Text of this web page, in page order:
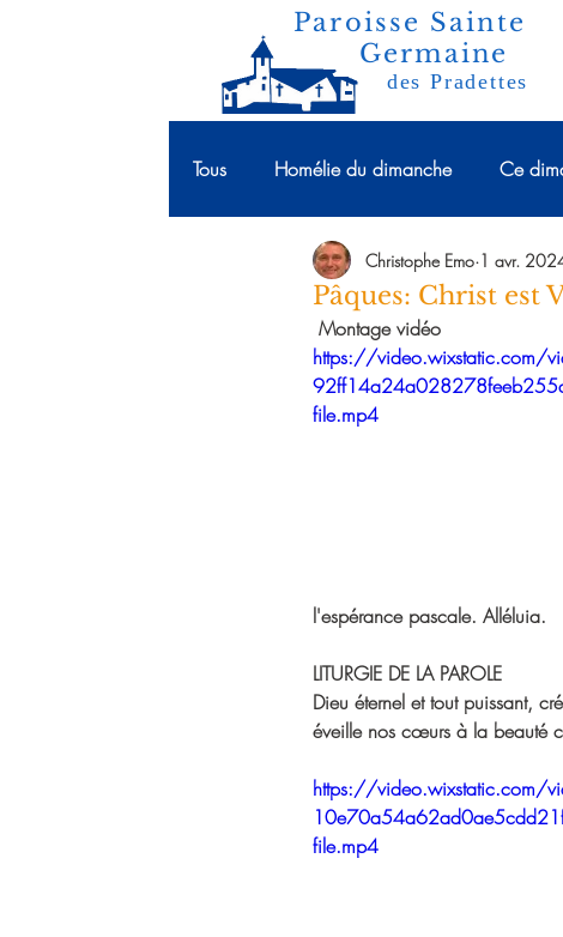
Paroisse Sainte
Germaine
des Pradettes
Tous Homélie du dimanche Ce
Pâques: Christ est
Christophe Emo 1 avr.
Montage vidéo
https://video.wixstatic.com/
file.mp4
l'espérance pascale. Alléluia.
LITURGIE DE LA PAROLE
Dieu éternel et tout puissant,
éveille nos cœurs à la beauté
https://video.wixstatic.com/
file.mp4